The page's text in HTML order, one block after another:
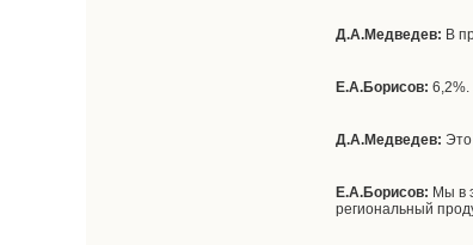
Д.А.Медведев: В
Е.А.Борисов:
Д.А.Медведев:
Е.А.Борисов: Мы в
региональный